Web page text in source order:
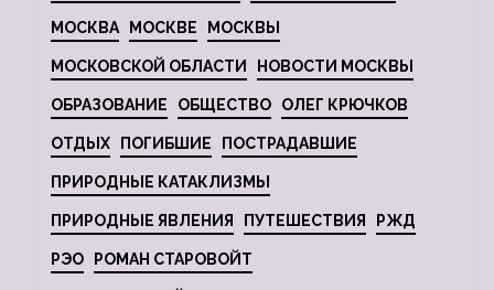
МОСКВА МОСКВЕ МОСКВЫ
МОСКОВСКОЙ ОБЛАСТИ НОВОСТИ МОСКВЫ
ОБРАЗОВАНИЕ ОБЩЕСТВО ОЛЕГ КРЮЧКОВ
ОТДЫХ ПОГИБШИЕ ПОСТРАДАВШИЕ
ПРИРОДНЫЕ КАТАКЛИЗМЫ
ПРИРОДНЫЕ ЯВЛЕНИЯ ПУТЕШЕСТВИЯ РЖД
РЭО РОМАН СТАРОВОЙТ